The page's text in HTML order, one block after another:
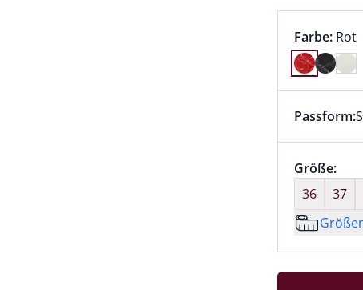
Farbe: Rot
Farbe Rot
Dieser
Passform:
Größe:
36
37